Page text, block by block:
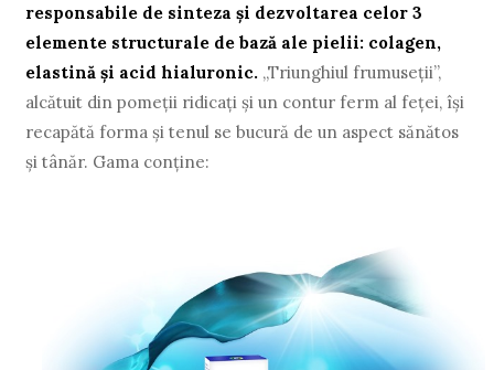
responsabile de sinteza şi dezvoltarea celor 3
elemente structurale de bază ale pielii: colagen,
elastină şi acid hialuronic. „Triunghiul frumuseţii”,
alcătuit din pomeţii ridicaţi şi un contur ferm al feţei, îşi
recapătă forma şi tenul se bucură de un aspect sănătos
şi tânăr. Gama conţine: